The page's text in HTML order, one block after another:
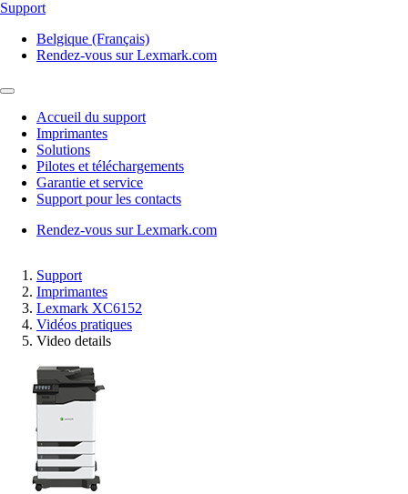
Support
Belgique (Français)
Rendez-vous sur Lexmark.com
Accueil du support
Imprimantes
Solutions
Pilotes et téléchargements
Garantie et service
Support pour les contacts
Rendez-vous sur Lexmark.com
Support
Imprimantes
Lexmark XC6152
Vidéos pratiques
Video details